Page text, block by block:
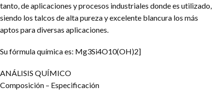
tanto, de aplicaciones y procesos industriales donde es utilizado,
siendo los talcos de alta pureza y excelente blancura los más
aptos para diversas aplicaciones.
Su fórmula química es: Mg3Si4O10(OH)2]
ANÁLISIS QUÍMICO
Composición – Especificación